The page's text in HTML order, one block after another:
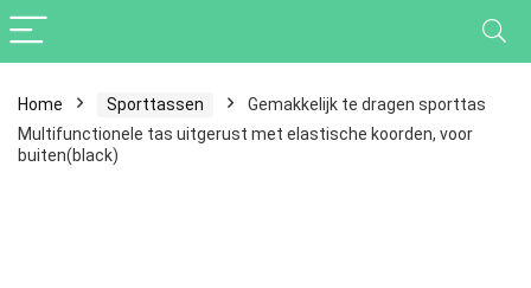
Home Sporttassen
Gemakkelijk te dragen sporttas
Multifunctionele tas uitgerust met elastische koorden, voor
buiten(black)